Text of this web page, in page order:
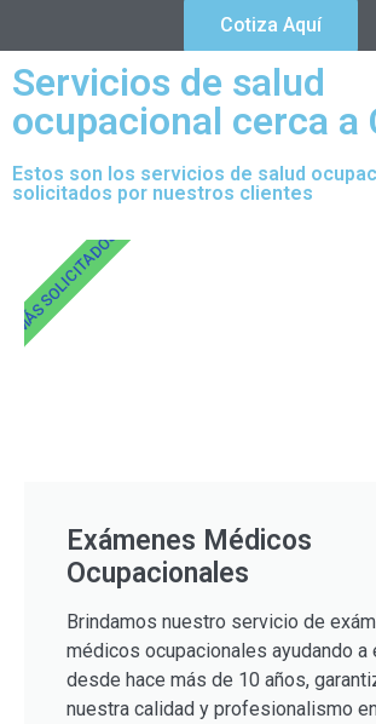
Cotiza Aquí
Servicios de salud
ocupacional cerca a
Estos son los servicios de salud
solicitados por nuestros clientes
Exámenes Médicos
Ocupacionales
Brindamos nuestro servicio de
médicos ocupacionales ayudando a
desde hace más de 10 años,
nuestra calidad y profesionalismo
MÁS SOLICITADOS